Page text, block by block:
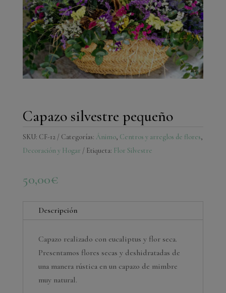
Capazo silvestre pequeño
SKU: CF-12 Categorías: Ánimo, Centros y arreglos de flores,
Decoración y Hogar
Etiqueta: Flor Silvestre
50,00€
Descripción
Capazo realizado con eucaliptus y flor seca.
Presentamos flores secas y deshidratadas de
una manera rústica en un capazo de mimbre
muy natural.